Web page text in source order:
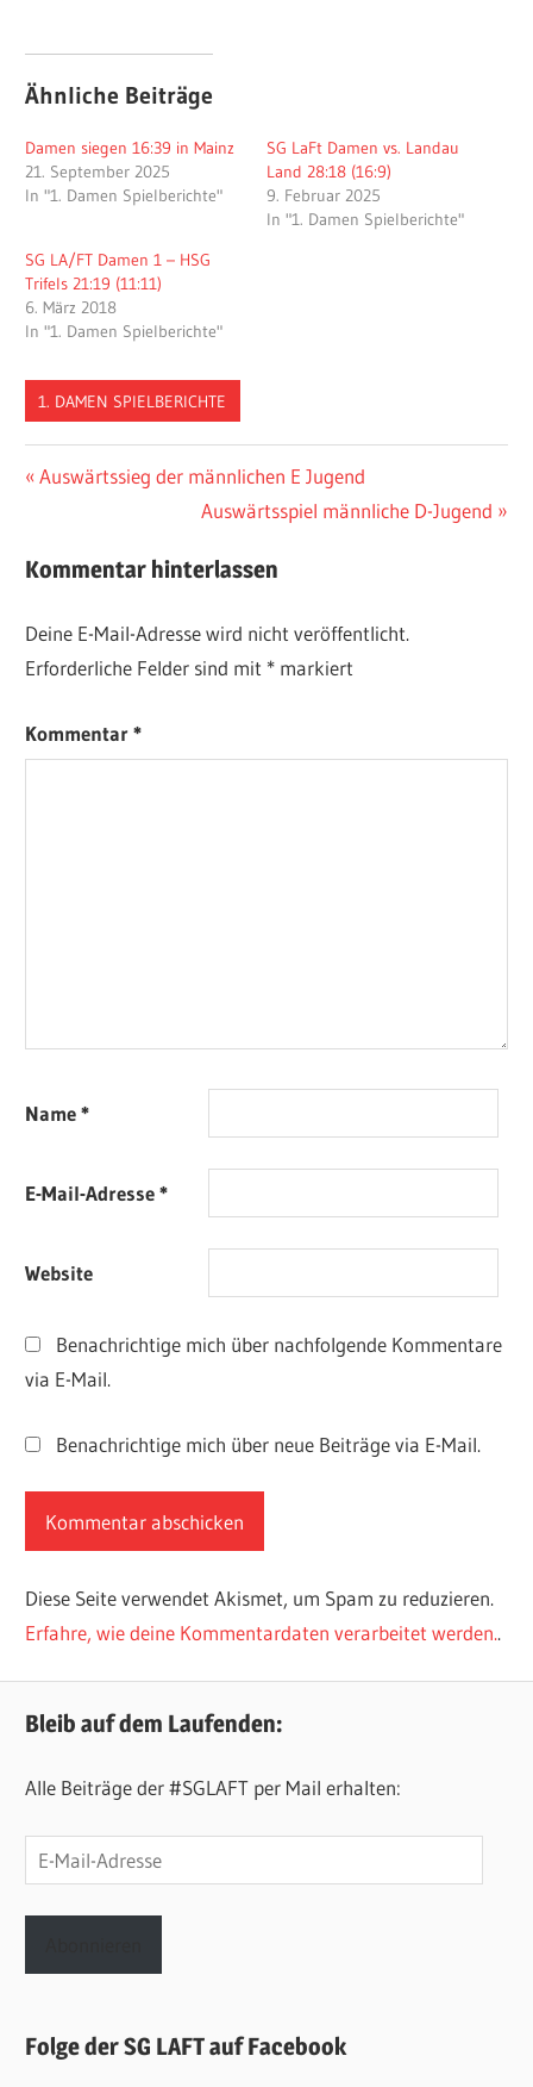
Ähnliche Beiträge
Damen siegen 16:39 in Mainz
21. September 2025
In "1. Damen Spielberichte"
SG LaFt Damen vs. Landau
Land 28:18 (16:9)
9. Februar 2025
In "1. Damen Spielberichte"
SG LA/FT Damen 1 – HSG
Trifels 21:19 (11:11)
6. März 2018
In "1. Damen Spielberichte"
1. DAMEN SPIELBERICHTE
Beitragsnavigation
Vorheriger
Auswärtssieg der männlichen E Jugend
Nächster
Auswärtsspiel männliche D-Jugend
Kommentar hinterlassen
Deine E-Mail-Adresse wird nicht veröffentlicht.
Erforderliche Felder sind mit * markiert
Kommentar*
Name*
E-Mail-Adresse*
Website
Benachrichtige mich über nachfolgende Kommentare
via E-Mail.
Benachrichtige mich über neue Beiträge via E-Mail.
Diese Seite verwendet Akismet, um Spam zu reduzieren.
Erfahre, wie deine Kommentardaten verarbeitet werden..
Bleib auf dem Laufenden:
Alle Beiträge der #SGLAFT per Mail erhalten:
E-
Mail-
Adresse
Folge der SG LAFT auf Facebook